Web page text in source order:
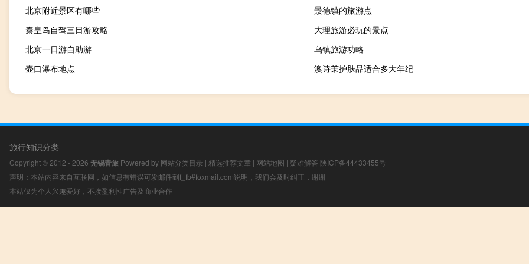
北京附近景区有哪些
景德镇的旅游点
秦皇岛自驾三日游攻略
大理旅游必玩的景点
北京一日游自助游
乌镇旅游功略
壶口瀑布地点
澳诗茉护肤品适合多大年纪
旅行知识分类
Copyright © 2012 - 2026 无锡青旅 Powered by 网站分类目录 | 精选推荐文章 | 网站地图 | 疑难解答 陕ICP备44433455号
声明：本站内容来自互联网，如信息有错误可发邮件到f_fb#foxmail.com说明，我们会及时纠正，谢谢
本站仅为个人兴趣爱好，不接盈利性广告及商业合作